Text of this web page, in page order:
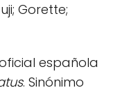
Gorette;
española
. Sinónimo